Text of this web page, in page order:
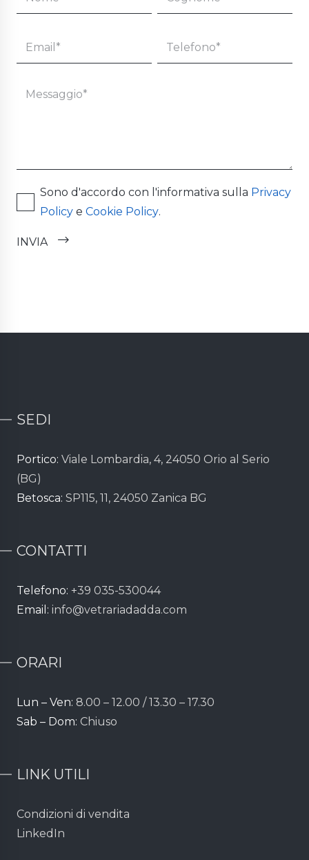
Sono d'accordo con l'informativa sulla Privacy
Policy e Cookie Policy.
SEDI
Portico: Viale Lombardia, 4, 24050 Orio al Serio
(BG)
Betosca: SP115, 11, 24050 Zanica BG
CONTATTI
Telefono: +39 035-530044
Email: info@vetrariadadda.com
ORARI
Lun – Ven: 8.00 – 12.00 / 13.30 – 17.30
Sab – Dom: Chiuso
LINK UTILI
Condizioni di vendita
LinkedIn